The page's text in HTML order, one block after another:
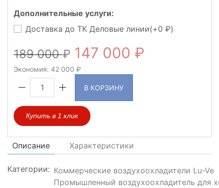
Дополнительные услуги:
Доставка до ТК Деловые линии(+0 )
189 000 147 000
Экономия: 42 000
В КОРЗИНУ
Купить в 1 клик
Описание Характеристики
Категории: Коммерческие воздухоохладители Lu-Ve
Промышленный воздухоохладитель для